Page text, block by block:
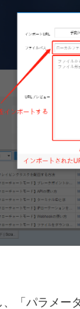
「パラメー